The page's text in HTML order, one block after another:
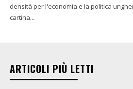
densità per l'economia e la politica
cartina...
ARTICOLI PIÙ LETTI